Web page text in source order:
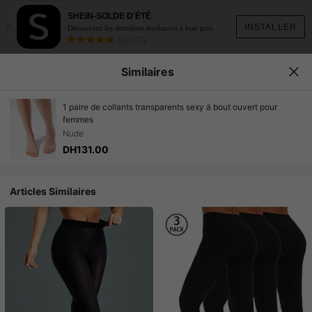
INSTALLER
SHEIN-SOLDE D'ÉTÉ
Découvrez les dernières tendances à bon prix.
Similaires
1 paire de collants transparents sexy à bout ouvert pour
femmes
Nude
DH131.00
Articles Similaires